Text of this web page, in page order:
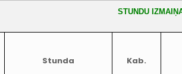
STUNDU
Stunda Kab.